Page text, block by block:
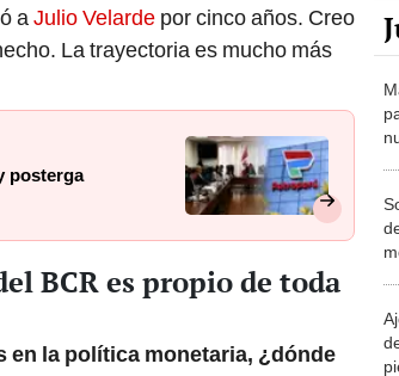
aJulio Velarde por cinco años. Creo
La trayectoria es mucho más
posterga
BCR es propio de toda
en la política monetaria, ¿dónde